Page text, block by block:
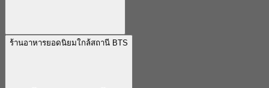
ร้านอาหารยอดนิยมใกล้สถานี BTS